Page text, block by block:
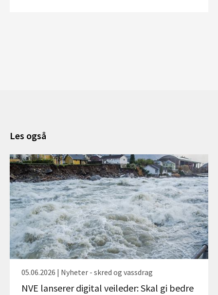
Les også
05.06.2026 | Nyheter - skred og vassdrag
NVE lanserer digital veileder: Skal gi bedre